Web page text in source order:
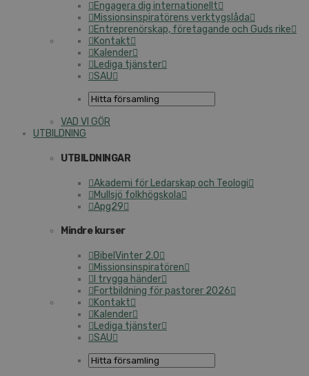
Engagera dig internationellt
Missionsinspiratörens verktygslåda
Entreprenörskap, företagande och Guds rike
Kontakt
Kalender
Lediga tjänster
SAU
VAD VI GÖR
UTBILDNING
UTBILDNINGAR
Akademi för Ledarskap och Teologi
Mullsjö folkhögskola
Apg29
Mindre kurser
BibelVinter 2.0
Missionsinspiratören
I trygga händer
Fortbildning för pastorer 2026
Kontakt
Kalender
Lediga tjänster
SAU